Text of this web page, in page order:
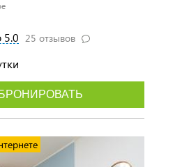
5.0 25 отзывов